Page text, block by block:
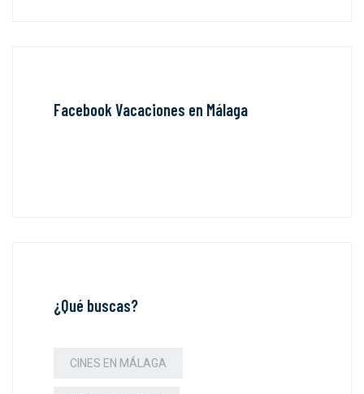
Facebook Vacaciones en Málaga
¿Qué buscas?
CINES EN MÁLAGA